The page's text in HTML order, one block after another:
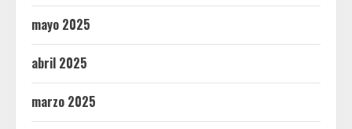
mayo 2025
abril 2025
marzo 2025